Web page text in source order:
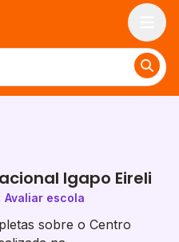
Igapo Eireli
Avaliar escola
sobre o Centro